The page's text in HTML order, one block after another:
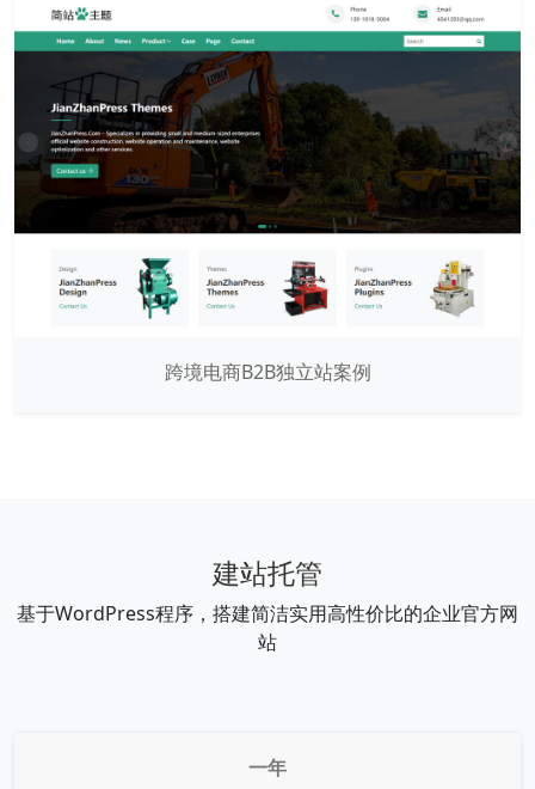
跨境电商B2B独立站案例
建站托管
基于WordPress程序，搭建简洁实用高性价比的企业官方网
站
一年